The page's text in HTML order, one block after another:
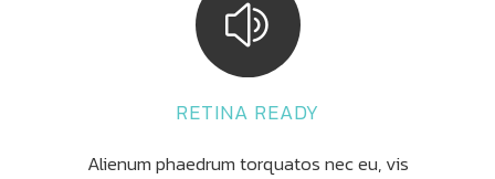
RETINA READY
Alienum phaedrum torquatos nec eu, vis